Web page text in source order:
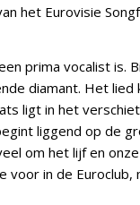
het Eurovisie
prima vocalist is.
diamant. Het
ligt in het
liggend op de
om het lijf en
voor in de